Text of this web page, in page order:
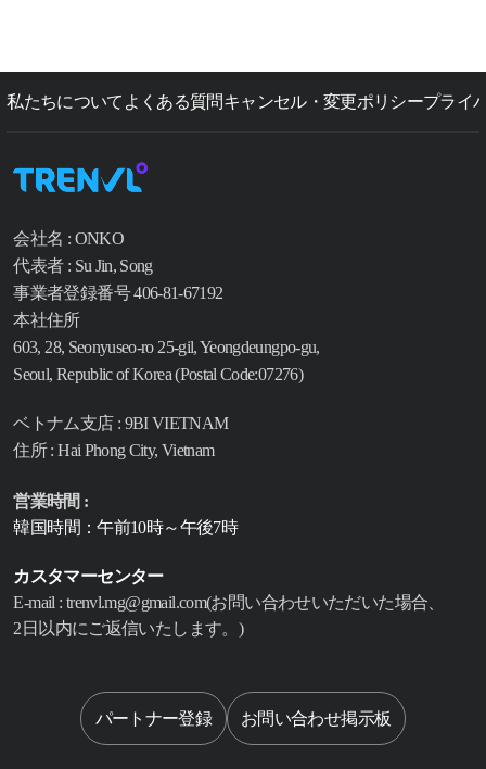
私たちについて よくある質問キャンセル・変更ポリシープライ
会社名 : ONKO
代表者 : Su Jin, Song
事業者登録番号 406-81-67192
本社住所
603, 28, Seonyuseo-ro 25-gil, Yeongdeungpo-gu,
Seoul, Republic of Korea (Postal Code:07276)
ベトナム支店 : 9BI VIETNAM
住所 : Hai Phong City, Vietnam
営業時間 :
韓国時間：午前10時～午後7時
カスタマーセンター
E-mail : trenvl.mg@gmail.com(お問い合わせいただいた場合、
2日以内にご返信いたします。)
パートナー登録 お問い合わせ掲示板